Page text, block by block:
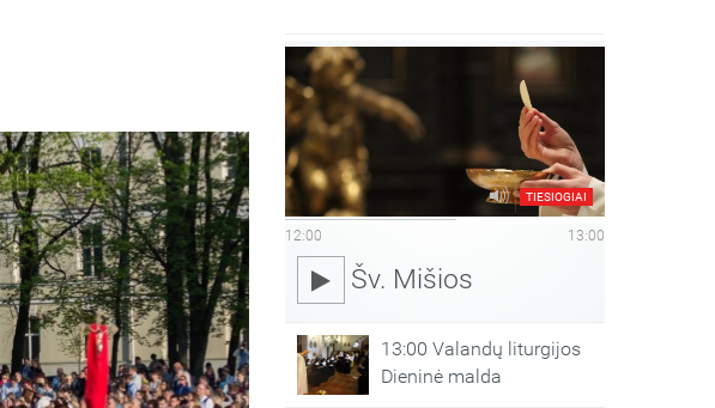
TIESIOGIAI
12:00 13:00
Šv. Mišios
13:00 Valandų liturgijos
Dieninė malda